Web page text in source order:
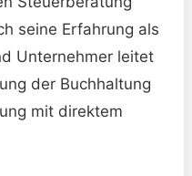
seine Erfahrung als
Unternehmer leitet
der Buchhaltung
mit direktem